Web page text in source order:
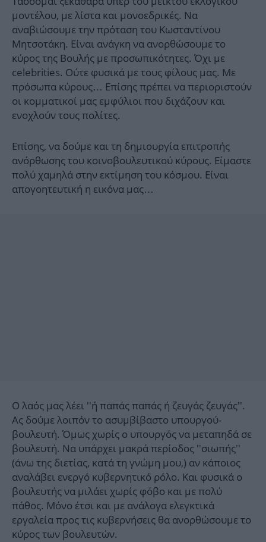
μοντέλου, με λίστα και μονοεδρικές. Να
αναβιώσουμε την πρόταση του Κωσταντίνου
Μητσοτάκη. Είναι ανάγκη να ανορθώσουμε το
κύρος της Βουλής με προσωπικότητες. Όχι με
celebrities. Ούτε φυσικά με τους φίλους μας. Με
πρόσωπα κύρους… Επίσης πρέπει να περιοριστούν
οι κομματικοί μας εμφύλιοι που διχάζουν και
ενοχλούν τους πολίτες.
Επίσης, να δούμε και τη δημιουργία επιτροπής
ανόρθωσης του κοινοβουλευτικού κύρους. Είμαστε
πολύ χαμηλά στην εκτίμηση του κόσμου. Είναι
απογοητευτική η εικόνα μας…
Ο λαός μας λέει ''ή παπάς παπάς ή ζευγάς ζευγάς''.
Ας δούμε λοιπόν το ασυμβίβαστο υπουργού-
βουλευτή. Όμως χωρίς ο υπουργός να μεταπηδά σε
βουλευτή. Να υπάρχει μακρά περίοδος ''σιωπής''
(άνω της διετίας, κατά τη γνώμη μου,) αν κάποιος
αναλάβει ενεργό κυβερνητικό ρόλο. Και φυσικά ο
βουλευτής να μιλάει χωρίς φόβο και με πολύ
πάθος. Μόνο έτσι και με ανάλογα ελεγκτικά
εργαλεία προς τις κυβερνήσεις θα ανορθώσουμε το
κύρος των βουλευτών.